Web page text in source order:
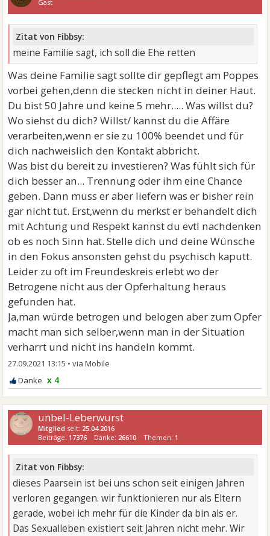
Gast
Zitat von Fibbsy:
meine Familie sagt, ich soll die Ehe retten
Was deine Familie sagt sollte dir gepflegt am Poppes
vorbei gehen,denn die stecken nicht in deiner Haut.
Du bist 50 Jahre und keine 5 mehr..... Was willst du?
Wo siehst du dich? Willst/ kannst du die Affäre
verarbeiten,wenn er sie zu 100% beendet und für
dich nachweislich den Kontakt abbricht.
Was bist du bereit zu investieren? Was fühlt sich für
dich besser an... Trennung oder ihm eine Chance
geben. Dann muss er aber liefern was er bisher rein
gar nicht tut. Erst,wenn du merkst er behandelt dich
mit Achtung und Respekt kannst du evtl nachdenken
ob es noch Sinn hat. Stelle dich und deine Wünsche
in den Fokus ansonsten gehst du psychisch kaputt.
Leider zu oft im Freundeskreis erlebt wo der
Betrogene nicht aus der Opferhaltung heraus
gefunden hat.
Ja,man würde betrogen und belogen aber zum Opfer
macht man sich selber,wenn man in der Situation
verharrt und nicht ins handeln kommt.
27.09.2021 13:15 •
x 4
unbel-Leberwurst
Mitglied seit: 25.04.2016
Beiträge: 17376 Danke: 26610 Themen: 1
Zitat von Fibbsy:
dieses Paarsein ist bei uns schon seit einigen Jahren
verloren gegangen. wir funktionieren nur als Eltern
gerade, wobei ich mehr für die Kinder da bin als er.
Das Sexualleben existiert seit Jahren nicht mehr. Wir